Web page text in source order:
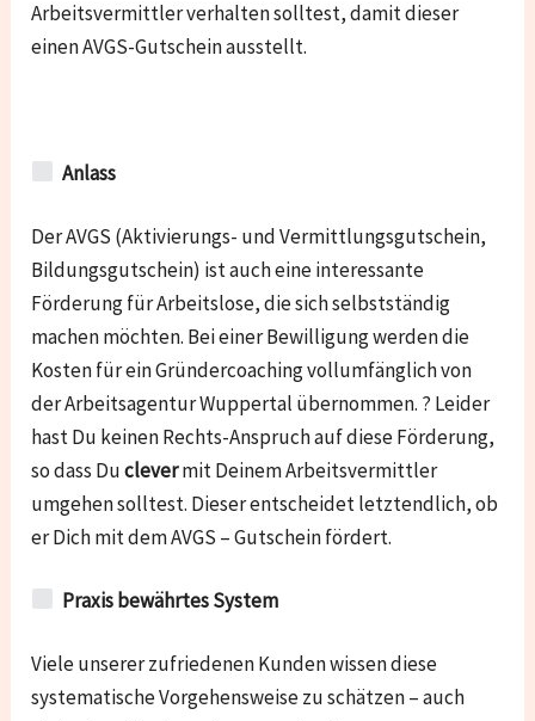
Arbeitsvermittler verhalten solltest, damit dieser
einen AVGS-Gutschein ausstellt.
Anlass
Der AVGS (Aktivierungs- und Vermittlungsgutschein,
Bildungsgutschein) ist auch eine interessante
Förderung für Arbeitslose, die sich selbstständig
machen möchten. Bei einer Bewilligung werden die
Kosten für ein Gründercoaching vollumfänglich von
der Arbeitsagentur Wuppertal übernommen. ? Leider
hast Du keinen Rechts-Anspruch auf diese Förderung,
so dass Duclevermit Deinem Arbeitsvermittler
umgehen solltest. Dieser entscheidet letztendlich, ob
er Dich mit dem AVGS – Gutschein fördert.
Praxis bewährtes System
Viele unserer zufriedenen Kunden wissen diese
systematische Vorgehensweise zu schätzen – auch